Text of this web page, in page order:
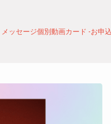
ッセージ個別動画カード -お申